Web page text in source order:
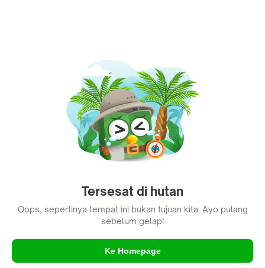
Tersesat di hutan
Oops, sepertinya tempat ini bukan tujuan kita. Ayo pulang
sebelum gelap!
Ke Homepage